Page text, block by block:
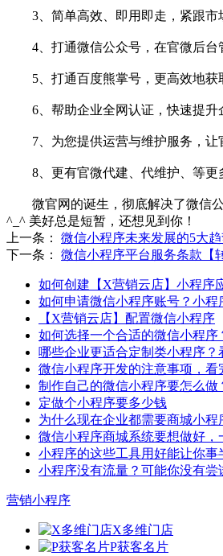
3、简单高效、即用即走，紧跟市
4、打通微信公众号，在官微后台
5、打通百度熊掌号，更高效地获
6、帮助企业全网认证，快速提升
7、为您提供运营与维护服务，让
8、更有官微代建、代维护、等更
微官网的诞生，彻底解决了微信公
^_^ 美好总是短暂，还想见到你！
上一条： 微信小程序未来发展的5大
下一条： 微信小程序平台服务条款【
如何创建【X营销云店】小程序
如何申请微信小程序账号？小程
【X营销云店】配置微信小程序
如何选择一个合适的微信小程序
哪些企业更适合定制类小程序？
微信小程序开发的注意事项，看
制作自己的微信小程序要怎么做
定做个小程序要多少钱
为什么现在企业都需要商城小程
微信小程序商城系统要想做好，
小程序的这些工具用好能让你事
小程序没有流量？可能你没有尝
营销小程序
X多维门店
P获客名片